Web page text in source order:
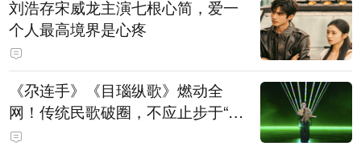
刘浩存宋威龙主演七根心简，爱一
个人最高境界是心疼
《尕连手》《目瑙纵歌》燃动全
网！传统民歌破圈，不应止步于“上
头”